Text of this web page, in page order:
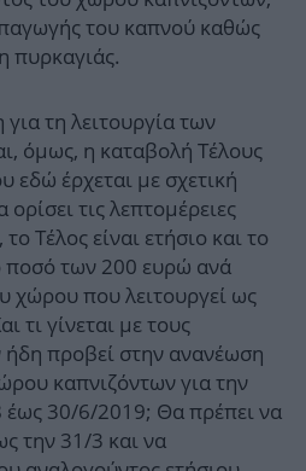
του καπνού καθώς
πυρκαγιάς.
τη λειτουργία των
όμως, η καταβολή Τέλους
εδώ έρχεται με σχετική
τις λεπτομέρειες
Τέλος είναι ετήσιο και το
ποσό των 200 ευρώ ανά
χώρου που λειτουργεί ως
τι γίνεται με τους
προβεί στην ανανέωση
καπνιζόντων για την
30/6/2019; Θα πρέπει να
την 31/3 και να